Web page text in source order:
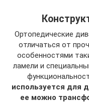
Ортопедические
отличаться от
особенностями
ламели и
используется для
ее можно